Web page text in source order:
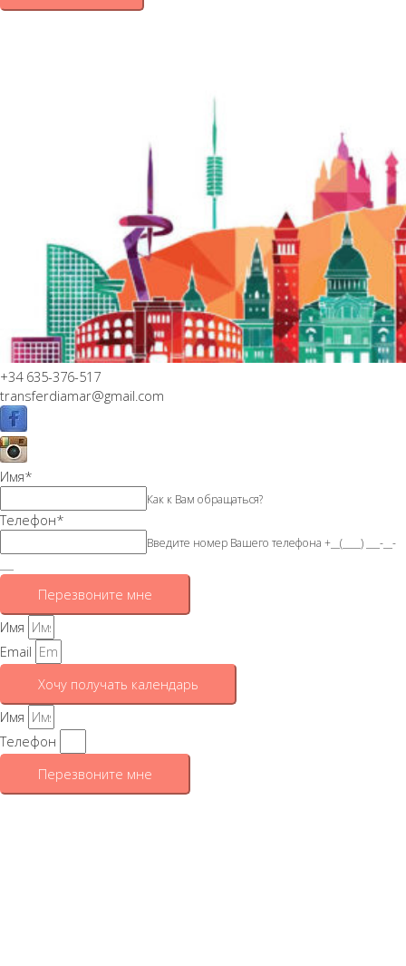
+34 635-376-517
transferdiamar@gmail.com
Имя*
Как к Вам обращаться?
Телефон*
Введите номер Вашего телефона +__(____) ___-__-
Перезвоните мне
Имя
Email
Хочу получать календарь
Имя
Телефон
Перезвоните мне